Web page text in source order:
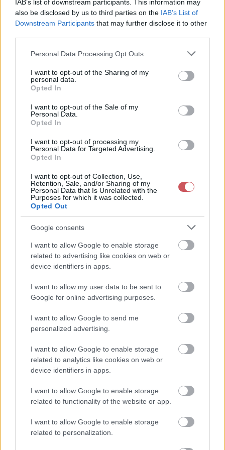
IAB’s list of downstream participants. This information may
also be disclosed by us to third parties on the IAB’s List of
Downstream Participants that may further disclose it to other
Please note that this website/app uses one or more Google
not limited to your visit or usage behaviour. You may click to
grant or deny consent to Google and its third-party tags to
use your data for below specified purposes in below Google
consent section.
Personal Data Processing Opt Outs
I want to opt-out of the Sharing of my
personal data.
Opted In
I want to opt-out of the Sale of my
Personal Data.
Opted In
I want to opt-out of processing my
Personal Data for Targeted Advertising.
Opted In
I want to opt-out of Collection, Use,
Retention, Sale, and/or Sharing of my
Personal Data that Is Unrelated with the
Purposes for which it was collected.
Opted Out
Google consents
I want to allow Google to enable storage
related to advertising like cookies on web or
device identifiers in apps.
I want to allow my user data to be sent to
Google for online advertising purposes.
I want to allow Google to send me
personalized advertising.
I want to allow Google to enable storage
related to analytics like cookies on web or
device identifiers in apps.
I want to allow Google to enable storage
related to functionality of the website or app.
I want to allow Google to enable storage
related to personalization.
Újra támad a forróság
Avagy ismét mérhetünk 40 fokot az országban. Nézzük a
részleteket.
Az utóbbi hetekben, hónapokban azzal volt tele a média,
hogy az éppen soron következő apokalipszist a szuper El
Niño okozza majd, legkésőbb karácsonyra feje tetejére
Forró napok következnek
Időjárás-változás|
Villámhírek
Néhol záporok, zivatarok
Az elmúlt 3 óra eseményeit összefoglaló radarmix térképünkön jól
látszik, hogy a hegyek mellett még az Alföldön futotta záporra,
zivatarra.